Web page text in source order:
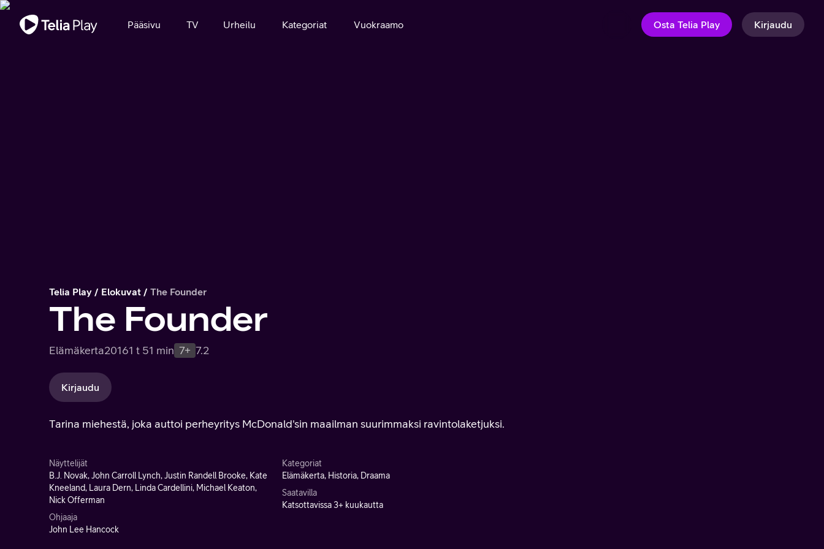
Tärkeä viesti
Pääsivu TV Urheilu Kategoriat Vuokraamo Osta Telia Play Kirjaudu
Telia Play Elokuvat The Founder
The Founder
Elämäkerta20161 t 51 min 7+ 7.2
Kirjaudu
Tarina miehestä, joka auttoi perheyritys McDonald'sin maailman suurimmaksi ravintolaketjuksi.
Näyttelijät
B.J. Novak, John Carroll Lynch, Justin Randell Brooke, Kate
Kneeland, Laura Dern, Linda Cardellini, Michael Keaton,
Nick Offerman
Ohjaaja
John Lee Hancock
Kategoriat
Elämäkerta, Historia, Draama
Saatavilla
Katsottavissa 3+ kuukautta